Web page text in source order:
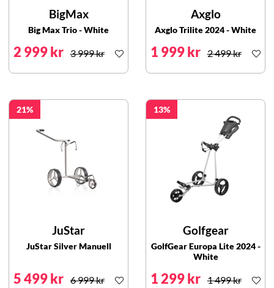
BigMax
Big Max Trio - White
2 999 kr 3 999 kr
Axglo
Axglo Trilite 2024 - White
1 999 kr 2 499 kr
21
JuStar
JuStar Silver Manuell
5 499 kr 6 999 kr
13
Golfgear
GolfGear Europa Lite 2024 -
White
1 299 kr 1 499 kr